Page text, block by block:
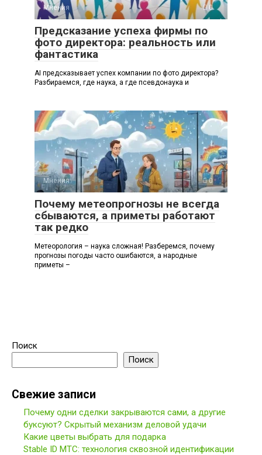
Мнения 0
Предсказание успеха фирмы по
фото директора: реальность или
фантастика
AI предсказывает успех компании по фото директора?
Разбираемся, где наука, а где псевдонаука и
Мнения 0
Почему метеопрогнозы не всегда
сбываются, а приметы работают
так редко
Метеорология – наука сложная! Разберемся, почему
прогнозы погоды часто ошибаются, а народные
приметы –
Поиск
Поиск
Свежие записи
Почему одни сделки закрываются сами, а другие
буксуют? Скрытый механизм деловой удачи
Какие цветы выбрать для подарка
Stable ID МТС: технология сквозной идентификации